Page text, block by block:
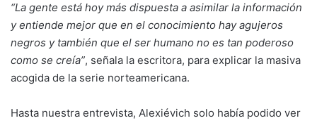
“La gente está hoy más dispuesta a asimilar la información
y entiende mejor que en el conocimiento hay agujeros
negros y también que el ser humano no es tan poderoso
como se creía”, señala la escritora, para explicar la masiva
acogida de la serie norteamericana.
Hasta nuestra entrevista, Alexiévich solo había podido ver